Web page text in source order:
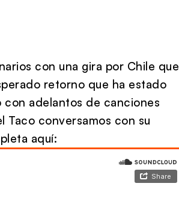
con una gira por Chile que
retorno que ha estado
con adelantos de canciones
Taco conversamos con su
aquí: